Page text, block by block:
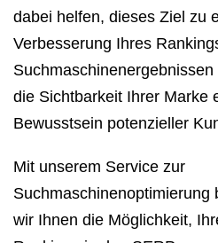
dabei helfen, dieses Ziel zu
Verbesserung Ihres
die Sichtbarkeit Ihrer Marke
Bewusstsein potenzieller
Mit unserem Service zur
Suchmaschinenoptimierung
wir Ihnen die Möglichkeit,